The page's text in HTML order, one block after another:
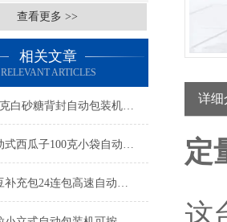
查看更多 >>
相关文章
RELEVANT ARTICLES
颗粒250克白砂糖背封自动包装机操作简单
颗粒移动式西瓜子100克小袋自动包装机产品简介
颗粒拼豆补充包24连包高速自动包装机生产厂家
详细
定
这